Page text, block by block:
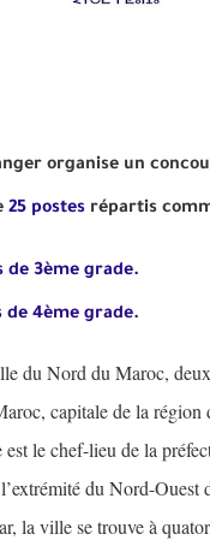
organise un
25 postes répartis
de 3ème grade.
de 4ème grade.
du Nord du Maroc,
capitale de la région
le chef-lieu de la
du Nord-Ouest
la ville se trouve à